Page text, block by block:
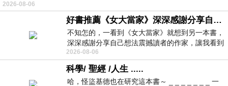
2026-08-06
好書推薦《女大當家》深深感謝分享自己想法震撼讀者的作家，讓我看到不同樣貌的家庭！
不知怎的，一看到《女大當家》就想到另一本書，
深深感謝分享自己想法震撼讀者的作家，讓我看到
不同樣貌的家庭！ 《女大
2026-08-06
科學/ 聖經 /人生 .....
哈，怪盜基德也在研究這本書～ _ _ _ _ _ _ _ 一